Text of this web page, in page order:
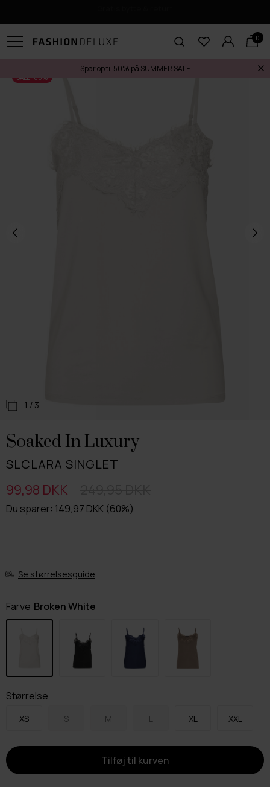
0
Spar op til 50% på SUMMER SALE
SALE -60%
1 / 3
Soaked In Luxury
SLCLARA SINGLET
Du sparer: 149,97 DKK (60%)
99,98 DKK
Se størrelsesguide
Farve Broken White
Størrelse
XS S M L XL XXL